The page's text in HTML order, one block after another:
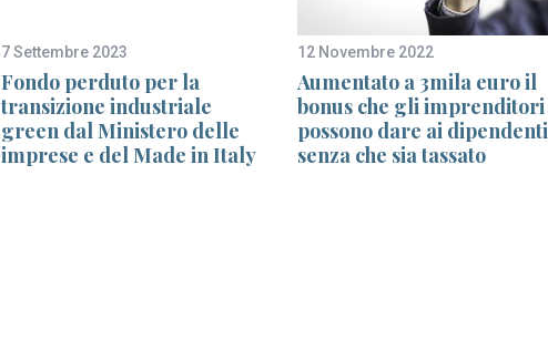
7 Settembre 2023
Fondo perduto per la
transizione industriale
green dal Ministero delle
imprese e del Made in Italy
12 Novembre 2022
Aumentato a 3mila euro il
bonus che gli imprenditori
possono dare ai dipendenti
senza che sia tassato